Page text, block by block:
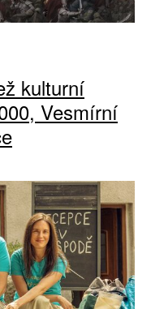
kulturní
Vesmírní